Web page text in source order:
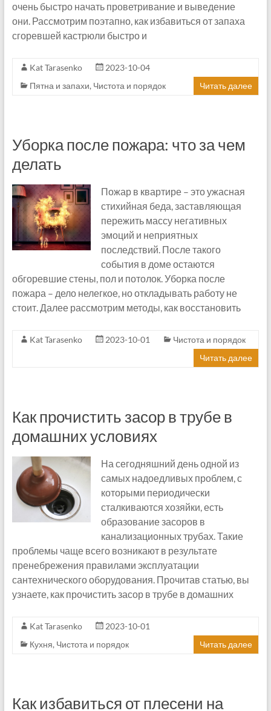
очень быстро начать проветривание и выведение
они. Рассмотрим поэтапно, как избавиться от запаха
сгоревшей кастрюли быстро и
Kat Tarasenko
2023-10-04
Пятна и запахи, Чистота и порядок Читать далее
Уборка после пожара: что за чем
делать
Пожар в квартире – это ужасная
стихийная беда, заставляющая
пережить массу негативных
эмоций и неприятных
последствий. После такого
события в доме остаются
обгоревшие стены, пол и потолок. Уборка после
пожара – дело нелегкое, но откладывать работу не
стоит. Далее рассмотрим методы, как восстановить
Kat Tarasenko 2023-10-01
Чистота и порядок
Читать далее
Как прочистить засор в трубе в
домашних условиях
На сегодняшний день одной из
самых надоедливых проблем, с
которыми периодически
сталкиваются хозяйки, есть
образование засоров в
канализационных трубах. Такие
проблемы чаще всего возникают в результате
пренебрежения правилами эксплуатации
сантехнического оборудования. Прочитав статью, вы
узнаете, как прочистить засор в трубе в домашних
Kat Tarasenko
2023-10-01
Кухня, Чистота и порядок Читать далее
Как избавиться от плесени на